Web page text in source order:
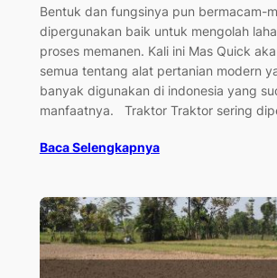
Bentuk dan fungsinya pun bermacam-
dipergunakan baik untuk mengolah
proses memanen. Kali ini Mas Quick
semua tentang alat pertanian modern
banyak digunakan di indonesia yang
manfaatnya. Traktor Traktor sering
Baca Selengkapnya